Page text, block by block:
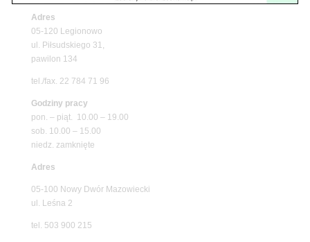
Adres
05-120 Legionowo
ul. Piłsudskiego 31,
pawilon 134
tel./fax. 22 784 71 96
Godziny pracy
pon. – piąt. 10.00 – 19.00
sob. 10.00 – 15.00
niedz. zamknięte
Adres
05-100 Nowy Dwór Mazowiecki
ul. Leśna 2
tel. 503 900 215